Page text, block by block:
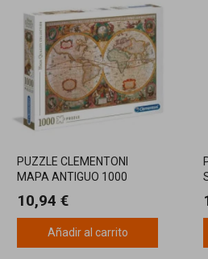
PUZZLE CLEMENTONI
MAPA ANTIGUO 1000
10,94 €
Añadir al carrito